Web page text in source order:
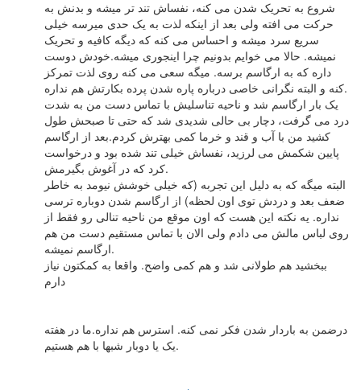
شروع به تحریک شدن می کنه، نفساش تند تر میشه و بدنش به
حرکت می افته ولی بعد از اینکه لذت به یک حدی میرسه خیلی
سریع سرد میشه و احساس می کنه که دیگه کافیه و تحریک
نمیشه. حالا می خوایم بدونیم چرا اینجوری میشه.خودش دوست
داره که به ارگاسم برسه. میگه سعی می کنه روی لذت تمرکز
کنه و البته نگرانی خاصی درباره پاره شدن پرده بکارتش هم نداره.
یک بار ارگاسم شد و ناحیه تناسلیش با تماس دست من به شدت
درد می گرفت، دچار بی حالی شدیدی شد که حتی تا صبحش طول
کشید من با آب و قند و خرما کمی بهترش کردم.بعد از ارگاسم
پایین شکمش می لرزید، نفساش خیلی تند شده بود و درخواست
کرد که در آغوش بگیرمش.
البته میگه که به دلیل این تجربه (که خیلی خوشش نیومد به خاطر
ضعف بعد و دردش توی اون لحظه) از ارگاسم شدن دوباره ترسی
نداره. یه نکته این هست که اون موقع من ناحیه تنالی رو فقط از
روی لباس مالش می دادم ولی الان با تماس مستقیم دست من هم
ارگاسم نمیشه.
ببخشید هم طولانی شد و هم کمی واضح. واقعا به کمکتون نیاز
دارم
درضمن به باردار شدن فکر نمی کنه. استرس هم نداره.ما در هفته
یک یا دوبار شبها با هم هستیم.